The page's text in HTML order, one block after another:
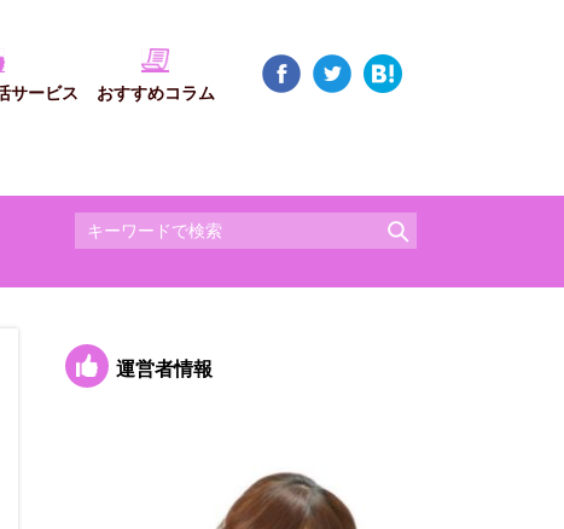
サービス おすすめコラム
運営者情報